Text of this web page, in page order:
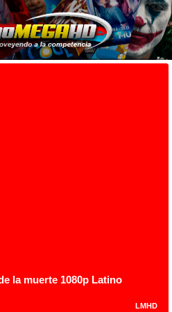
la muerte 1080p Latino
LMHD